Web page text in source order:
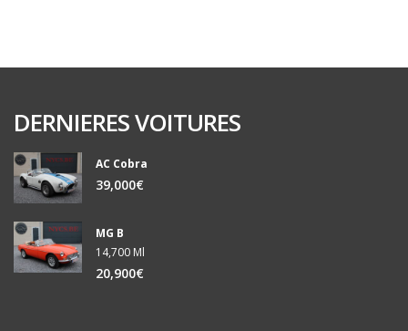
DERNIERES VOITURES
AC Cobra
39,000€
MG B
14,700 Ml
20,900€